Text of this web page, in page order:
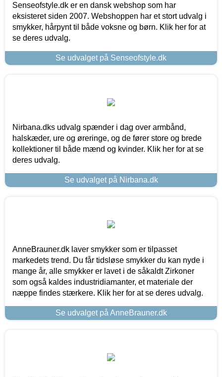
Senseofstyle.dk er en dansk webshop som har
eksisteret siden 2007. Webshoppen har et stort udvalg i
smykker, hårpynt til både voksne og børn. Klik her for at
se deres udvalg.
Se udvalget på Senseofstyle.dk
Nirbana.dks udvalg spænder i dag over armbånd,
halskæder, ure og øreringe, og de fører store og brede
kollektioner til både mænd og kvinder. Klik her for at se
deres udvalg.
Se udvalget på Nirbana.dk
AnneBrauner.dk laver smykker som er tilpasset
markedets trend. Du får tidsløse smykker du kan nyde i
mange år, alle smykker er lavet i de såkaldt Zirkoner
som også kaldes industridiamanter, et materiale der
næppe findes stærkere. Klik her for at se deres udvalg.
Se udvalget på AnneBrauner.dk